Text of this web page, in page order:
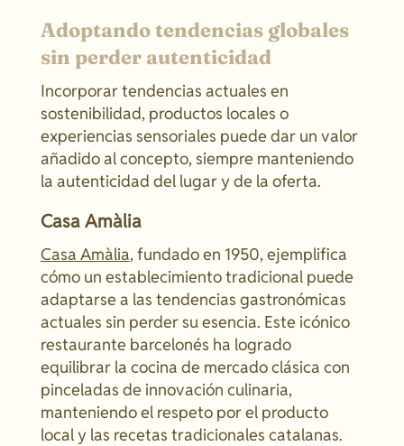
Adoptando tendencias globales
sin perder autenticidad
Incorporar tendencias actuales en
sostenibilidad, productos locales o
experiencias sensoriales puede dar un valor
añadido al concepto, siempre manteniendo
la autenticidad del lugar y de la oferta.
Casa Amàlia
Casa Amàlia, fundado en 1950, ejemplifica
cómo un establecimiento tradicional puede
adaptarse a las tendencias gastronómicas
actuales sin perder su esencia. Este icónico
restaurante barcelonés ha logrado
equilibrar la cocina de mercado clásica con
pinceladas de innovación culinaria,
manteniendo el respeto por el producto
local y las recetas tradicionales catalanas.